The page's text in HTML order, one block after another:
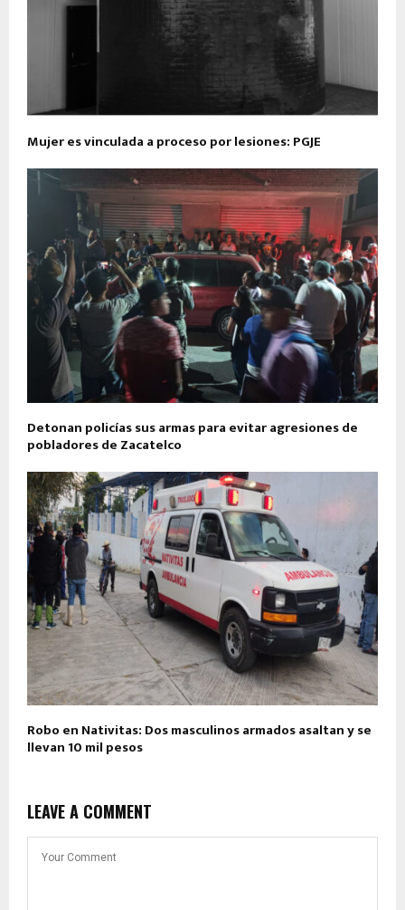
Mujer es vinculada a proceso por lesiones: PGJE
Detonan policías sus armas para evitar agresiones de
pobladores de Zacatelco
Robo en Nativitas: Dos masculinos armados asaltan y se
llevan 10 mil pesos
LEAVE A COMMENT